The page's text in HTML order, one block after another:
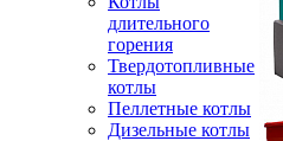
длительного
горения
Твердотопливные
котлы
Пеллетные котлы
Дизельные котлы